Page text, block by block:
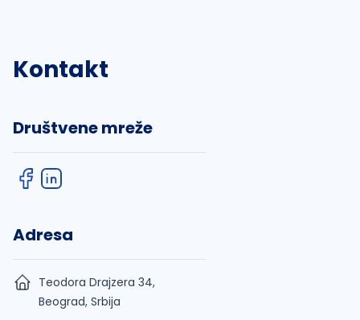
Kontakt
Društvene mreže
Adresa
Teodora Drajzera 34,
Beograd, Srbija